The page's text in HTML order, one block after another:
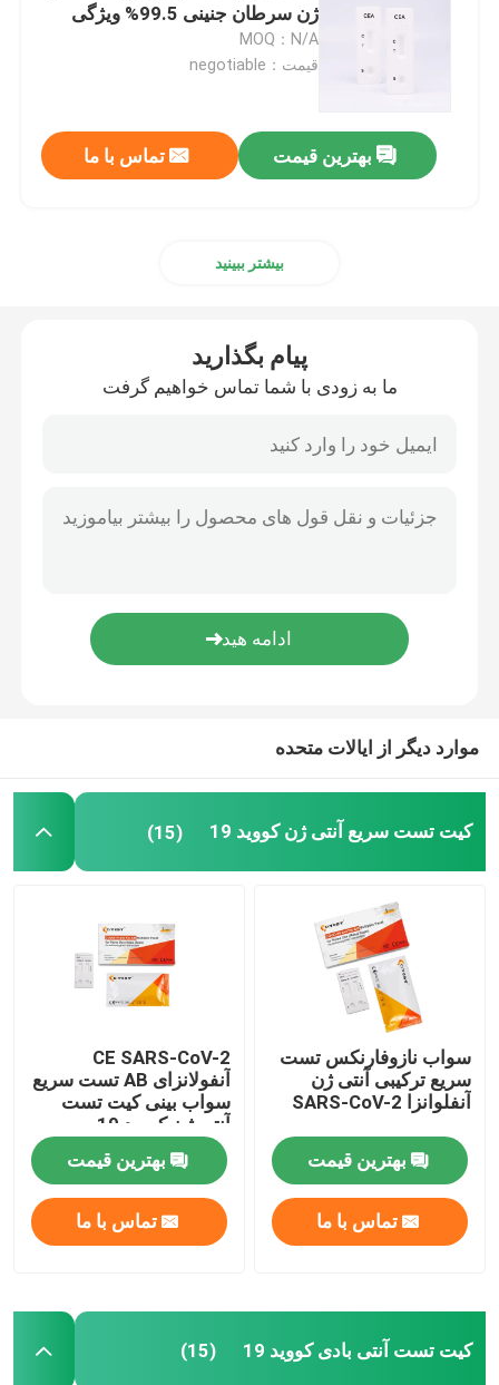
کیت تست سلامت زنان
تست سریع نشانگر تومور
تست سریع سلامت
تست سریع PCR
کیت تست بیوشیمی
ژن سرطان جنینی 99.5% ویژگی
MOQ：N/A
قیمت：negotiable
بهترین قیمت تماس با ما
بیشتر ببینید
پیام بگذارید
ما به زودی با شما تماس خواهیم گرفت
موارد دیگر از ایالات متحده
کیت تست سریع آنتی ژن کووید 19 (15)
سواب نازوفارنکس تست
سریع ترکیبی آنتی ژن
آنفلوانزا SARS-CoV-2
بهترین قیمت
تماس با ما
CE SARS-CoV-2
آنفولانزای AB تست سریع
سواب بینی کیت تست
آنتی ژن کووید 19
بهترین قیمت
تماس با ما
کیت تست آنتی بادی کووید 19 (15)